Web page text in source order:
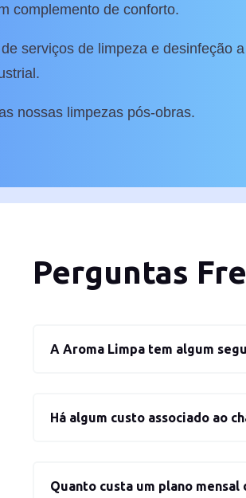
complemento de conforto.
serviços de limpeza e desinfeção
nossas limpezas pós-obras.
Perguntas
A Aroma Limpa tem algum
Há algum custo associado ao
Quanto custa um plano mensal